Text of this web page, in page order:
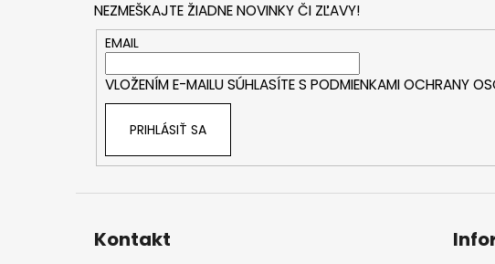
NEZMEŠKAJTE ŽIADNE NOVINKY ČI ZĽAVY!
EMAIL
VLOŽENÍM E-MAILU SÚHLASÍTE S PODMIENKAMI OCHRANY
PRIHLÁSIŤ SA
Kontakt